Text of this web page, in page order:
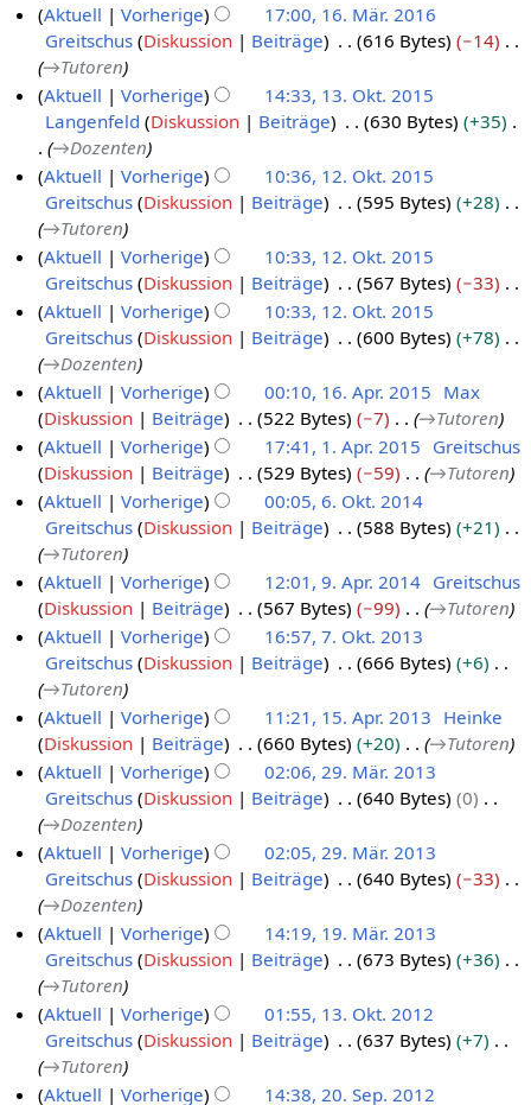
70
e
0
0
6
Aktuell Vorherige
17:00, 16. Mär. 2016
Greitschus Diskussion Beiträge 616 Bytes
−14
→Tutoren
b
2
1
Aktuell Vorherige
14:33, 13. Okt. 2015
Langenfeld Diskussion Beiträge 630 Bytes
+35
→Dozenten
k
b
0
Aktuell Vorherige
10:36, 12. Okt. 2015
Greitschus Diskussion Beiträge 595 Bytes
+28
→Tutoren
Aktuell
Vorherige
10:33, 12. Okt. 2015
Greitschus Diskussion Beiträge 567 Bytes
−33
K
e
i
n
e
B
e
a
r
b
e
i
t
u
n
g
s
z
u
a
m
m
e
n
a
s
u
n
Aktuell Vorherige
10:33, 12. Okt. 2015
Greitschus Diskussion Beiträge 600 Bytes
+78
→Dozenten
6
A
2
5
Aktuell Vorherige 00:10, 16. Apr. 2015 Max
Diskussion
Beiträge 522 Bytes −7 →Tutoren
1
Aktuell Vorherige 17:41, 1. Apr. 2015 Greitschus
Diskussion
Beiträge 529 Bytes −59 →Tutoren
O
e
2
4
Aktuell Vorherige
00:05, 6. Okt. 2014
Greitschus Diskussion Beiträge 588 Bytes
+21
→Tutoren
1
Aktuell Vorherige 12:01, 9. Apr. 2014 Greitschus
Diskussion
Beiträge 567 Bytes −99 →Tutoren
O
e
0
Aktuell Vorherige
16:57, 7. Okt. 2013
Greitschus Diskussion Beiträge 666 Bytes
+6
→Tutoren
5
p
1
Aktuell Vorherige 11:21, 15. Apr. 2013 Heinke
Diskussion
Beiträge 660 Bytes +20 →Tutoren
0
Aktuell Vorherige
02:06, 29. Mär. 2013
Greitschus Diskussion Beiträge 640 Bytes
0
→Dozenten
Aktuell
Vorherige
02:05, 29. Mär. 2013
Greitschus Diskussion Beiträge 640 Bytes
−33
→Dozenten
Aktuell Vorherige
14:19, 19. Mär. 2013
Greitschus Diskussion Beiträge 673 Bytes
+36
→Tutoren
Aktuell Vorherige
01:55, 13. Okt. 2012
Greitschus Diskussion Beiträge 637 Bytes
+7
→Tutoren
Aktuell
Vorherige 14:38, 20. Sep. 2012